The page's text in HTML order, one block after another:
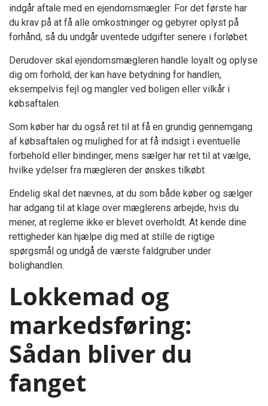
indgår aftale med en ejendomsmægler. For det første har
du krav på at få alle omkostninger og gebyrer oplyst på
forhånd, så du undgår uventede udgifter senere i forløbet.
Derudover skal ejendomsmægleren handle loyalt og oplyse
dig om forhold, der kan have betydning for handlen,
eksempelvis fejl og mangler ved boligen eller vilkår i
købsaftalen.
Som køber har du også ret til at få en grundig gennemgang
af købsaftalen og mulighed for at få indsigt i eventuelle
forbehold eller bindinger, mens sælger har ret til at vælge,
hvilke ydelser fra mægleren der ønskes tilkøbt.
Endelig skal det nævnes, at du som både køber og sælger
har adgang til at klage over mæglerens arbejde, hvis du
mener, at reglerne ikke er blevet overholdt. At kende dine
rettigheder kan hjælpe dig med at stille de rigtige
spørgsmål og undgå de værste faldgruber under
bolighandlen.
Lokkemad og
markedsføring:
Sådan bliver du
fanget